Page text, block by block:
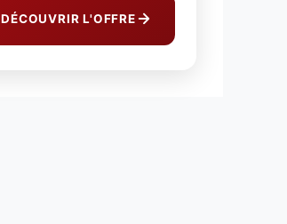
DÉCOUVRIR L'OFFRE